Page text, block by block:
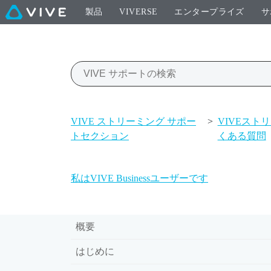
製品 VIVERSE エンタープライズ
VIVE ストリーミング サポー
トセクション
> VIVEスト
くある質問
私はVIVE Businessユーザーです
概要
はじめに